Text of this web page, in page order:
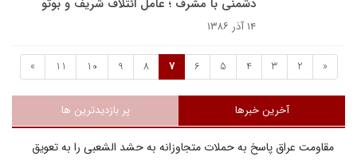
دشمنی با مشرف ؛ عامل ائتلاف شریف و بوتو
۱۴ آذر ۱۳۸۶
«
2
3
4
5
6
7
8
9
10
11
»
آخرین خبرها پر بازدیدترین ها
مقاومت عراق پاسخ به حملات متجاوزانه به حشد الشعبی را به تعویق